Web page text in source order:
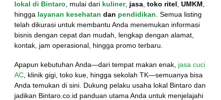
lokal di Bintaro, mulai dari kuliner, jasa, toko ritel , UMKM ,
hingga layanan kesehatan dan pendidikan. Semua listing
telah dikurasi untuk membantu Anda menemukan informasi
bisnis dengan cepat dan mudah, lengkap dengan alamat,
kontak, jam operasional, hingga promo terbaru.
Apapun kebutuhan Anda—dari tempat makan enak, jasa cuci
AC, klinik gigi, toko kue, hingga sekolah TK—semuanya bisa
Anda temukan di sini. Dukung pelaku usaha lokal Bintaro dan
jadikan Bintaro.co.id panduan utama Anda untuk menjelajahi